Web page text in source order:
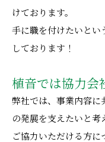
けております。
手に職を付けたいとい
しております！
植音では協力会
弊社では、事業内容に
の発展を支えたいと考
ご協力いただける方